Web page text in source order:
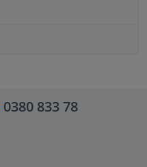
0380 833 78